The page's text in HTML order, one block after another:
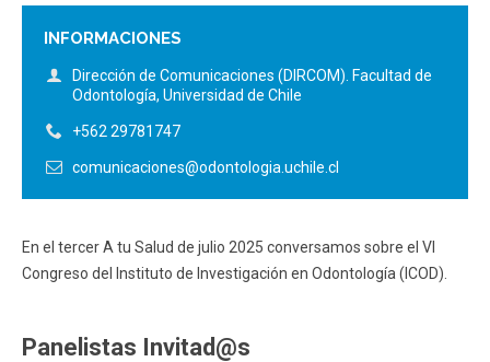
INFORMACIONES
Dirección de Comunicaciones (DIRCOM). Facultad de
Odontología, Universidad de Chile
+562 29781747
comunicaciones@odontologia.uchile.cl
En el tercer A tu Salud de julio 2025 conversamos sobre el VI
Congreso del Instituto de Investigación en Odontología (ICOD).
Panelistas Invitad@s